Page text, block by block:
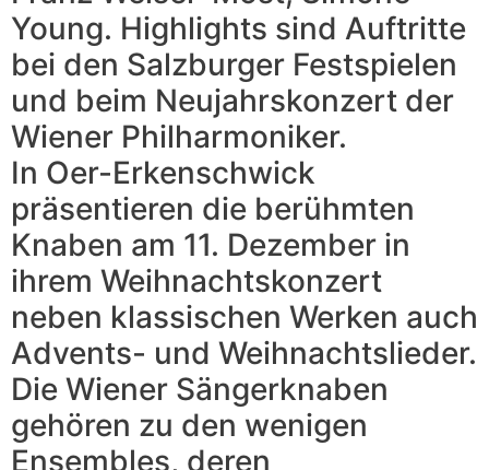
Young. Highlights sind Auftritte
bei den Salzburger Festspielen
und beim Neujahrskonzert der
Wiener Philharmoniker.
In Oer-Erkenschwick
präsentieren die berühmten
Knaben am 11. Dezember in
ihrem Weihnachtskonzert
neben klassischen Werken auch
Advents- und Weihnachtslieder.
Die Wiener Sängerknaben
gehören zu den wenigen
Ensembles, deren